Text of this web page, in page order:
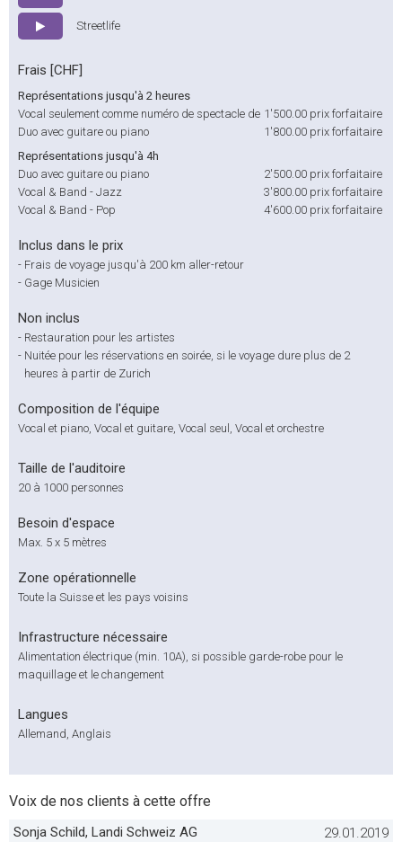
Streetlife
Frais [CHF]
Représentations jusqu'à 2 heures
Vocal seulement comme numéro de spectacle de 1'500.00 prix forfaitaire
Duo avec guitare ou piano
1'800.00 prix forfaitaire
Représentations jusqu'à 4h
Duo avec guitare ou piano
2'500.00 prix forfaitaire
Vocal & Band - Jazz
3'800.00 prix forfaitaire
Vocal & Band - Pop
4'600.00 prix forfaitaire
Inclus dans le prix
- Frais de voyage jusqu'à 200 km aller-retour
- Gage Musicien
Non inclus
- Restauration pour les artistes
- Nuitée pour les réservations en soirée, si le voyage dure plus de 2
heures à partir de Zurich
Composition de l'équipe
Vocal et piano, Vocal et guitare, Vocal seul, Vocal et orchestre
Taille de l'auditoire
20 à 1000 personnes
Besoin d'espace
Max. 5 x 5 mètres
Zone opérationnelle
Toute la Suisse et les pays voisins
Infrastructure nécessaire
Alimentation électrique (min. 10A), si possible garde-robe pour le
maquillage et le changement
Langues
Allemand, Anglais
Voix de nos clients à cette offre
Sonja Schild, Landi Schweiz AG
29.01.2019